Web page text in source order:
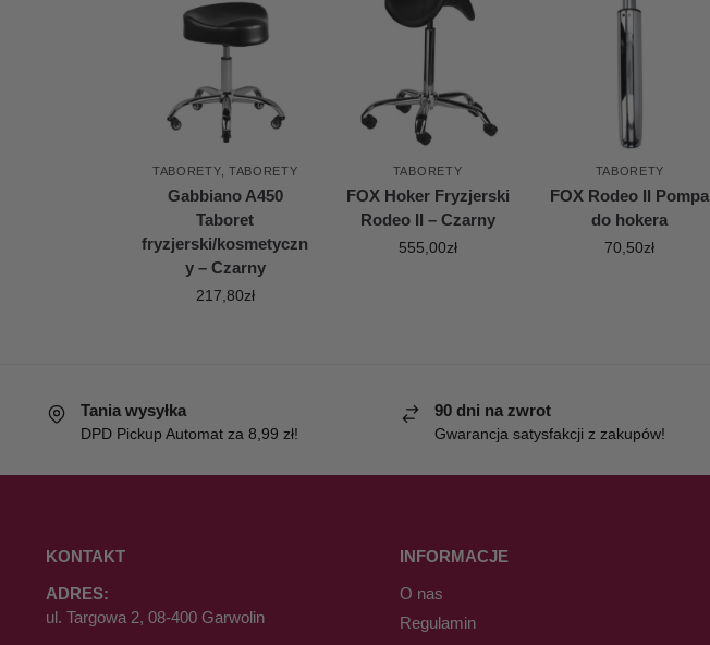
TABORETY, TABORETY
Gabbiano A450
Taboret
fryzjerski/kosmetyczn
y – Czarny
217,80zł
TABORETY
FOX Hoker Fryzjerski
Rodeo II – Czarny
555,00zł
TABORETY
FOX Rodeo II Pompa
do hokera
70,50zł
Tania wysyłka
DPD Pickup Automat za 8,99 zł!
90 dni na zwrot
Gwarancja satysfakcji z zakupów!
KONTAKT
ADRES:
ul. Targowa 2, 08-400 Garwolin
INFORMACJE
O nas
Regulamin